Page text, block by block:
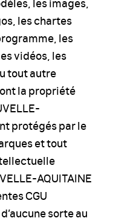
les chartes
les
vidéos, les
tout autre
la propriété
protégés par le
et tout
AQUITAINE
CGU
sorte au